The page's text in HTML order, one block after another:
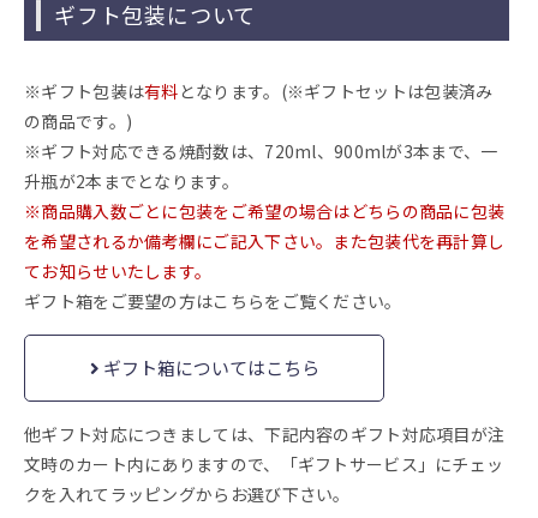
ギフト包装について
※ギフト包装は有料 となります。(※ギフトセットは包装済み
の商品です。)
※ギフト対応できる焼酎数は、720ml、900mlが3本まで、一
升瓶が2本までとなります。
※商品購入数ごとに包装をご希望の場合はどちらの商品に包装
を希望されるか備考欄にご記入下さい。また包装代を再計算し
てお知らせいたします。
ギフト箱をご要望の方はこちらをご覧ください。
ギフト箱についてはこちら
他ギフト対応につきましては、下記内容のギフト対応項目が注
文時のカート内にありますので、「ギフトサービス」にチェッ
クを入れてラッピングからお選び下さい。